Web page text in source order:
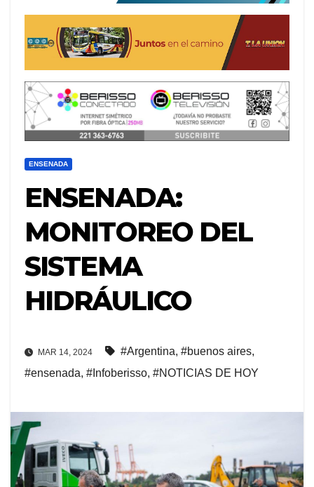
ENSENADA
ENSENADA:
MONITOREO DEL
SISTEMA
HIDRÁULICO
MAR 14, 2024 #Argentina, #buenos aires,
#ensenada, #Infoberisso, #NOTICIAS DE HOY